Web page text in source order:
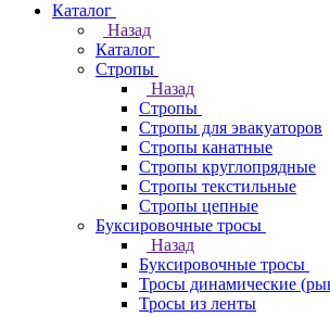
Каталог
Назад
Каталог
Стропы
Назад
Стропы
Стропы для эвакуаторов
Стропы канатные
Стропы круглопрядные
Стропы текстильные
Стропы цепные
Буксировочные тросы
Назад
Буксировочные тросы
Тросы динамические
Тросы из ленты